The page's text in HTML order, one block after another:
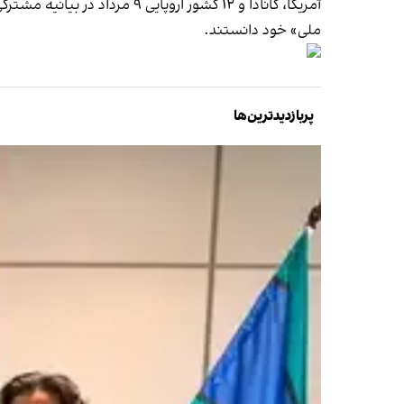
آمریکا، کانادا و ۱۲ کشور اروپایی ۹ مرداد در بیانیه مشترکی افزایش تهدیدات از سوی سرویس‌های اطلاعاتی جمهوری اسلامی را
ملی» خود دانستند.
پربازدیدترین‌ها